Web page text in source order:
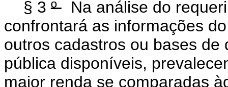
§ 3ºNa análise do
confrontará as informações
outros cadastros ou bases
pública disponíveis,
maior renda se comparadas